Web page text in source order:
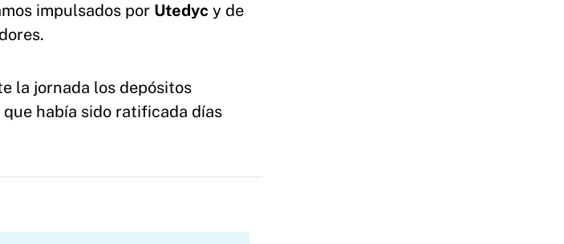
impulsados por Utedyc y de
la jornada los depósitos
había sido ratificada días